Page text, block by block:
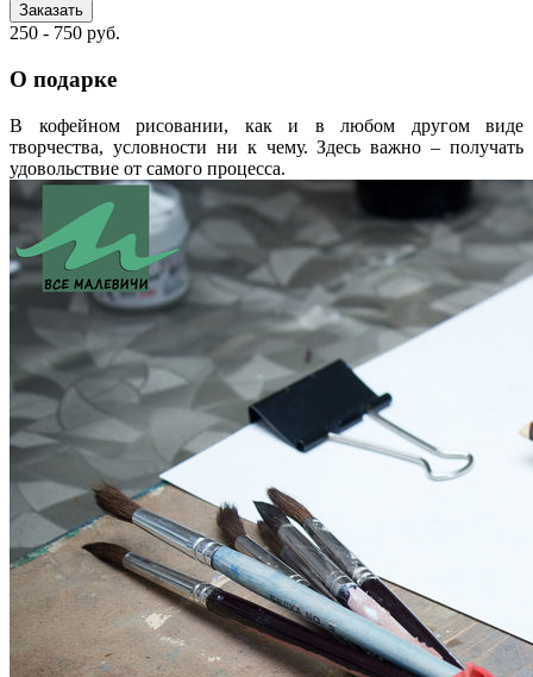
Заказать
250 - 750 руб.
О подарке
В кофейном рисовании, как и в любом другом виде
творчества, условности ни к чему. Здесь важно – получать
удовольствие от самого процесса.